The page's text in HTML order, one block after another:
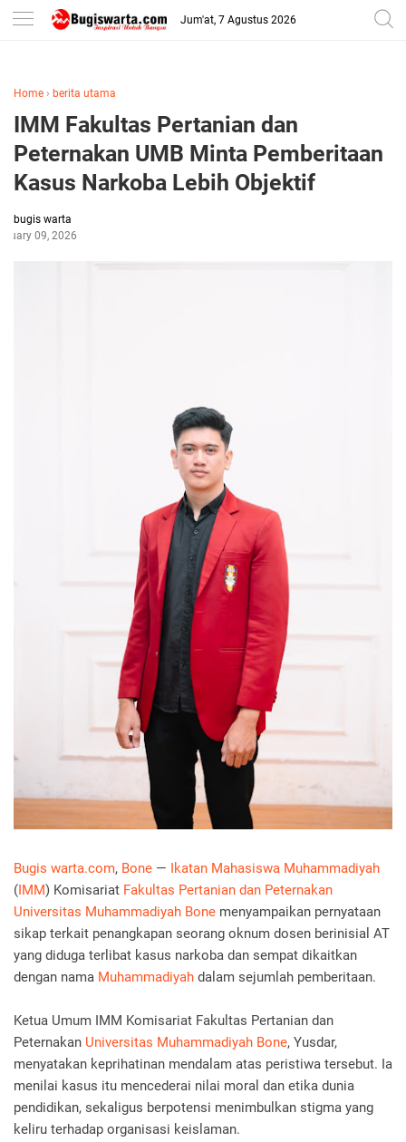
-->
Jum'at, 7 Agustus 2026
Home › berita utama
IMM Fakultas Pertanian dan
Peternakan UMB Minta Pemberitaan
Kasus Narkoba Lebih Objektif
bugis warta
09, 2026
Bugis warta.com, Bone — Ikatan Mahasiswa Muhammadiyah
(IMM) Komisariat Fakultas Pertanian dan Peternakan
Universitas Muhammadiyah Bone menyampaikan pernyataan
sikap terkait penangkapan seorang oknum dosen berinisial AT
yang diduga terlibat kasus narkoba dan sempat dikaitkan
dengan nama Muhammadiyah dalam sejumlah pemberitaan.
Ketua Umum IMM Komisariat Fakultas Pertanian dan
Peternakan Universitas Muhammadiyah Bone, Yusdar,
menyatakan keprihatinan mendalam atas peristiwa tersebut. Ia
menilai kasus itu mencederai nilai moral dan etika dunia
pendidikan, sekaligus berpotensi menimbulkan stigma yang
keliru terhadap organisasi keislaman.